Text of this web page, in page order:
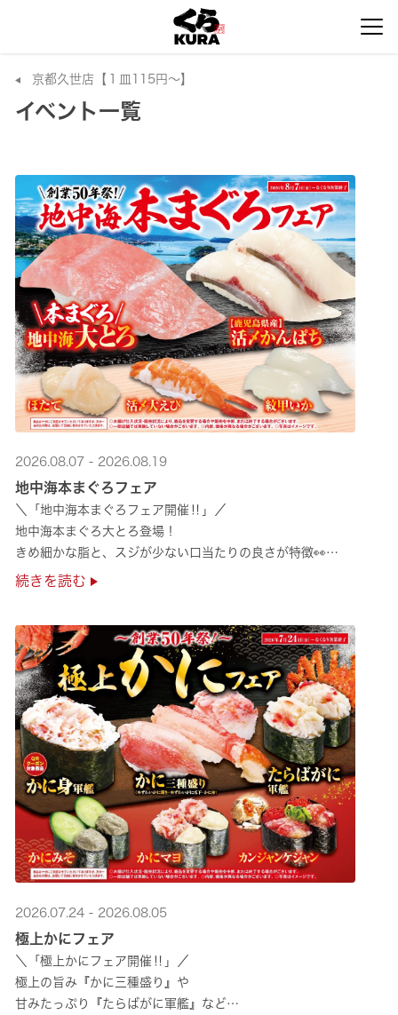
京都久世店【１皿115円～】
イベント一覧
2026.08.07 - 2026.08.19
地中海本まぐろフェア
＼「地中海本まぐろフェア開催‼」／
地中海本まぐろ大とろ登場！
きめ細かな脂と、スジが少ない口当たりの良さが特徴👀
さらに、鹿児島で育った高級魚【鹿児島県産活〆かんぱち】など
続きを読む
2026.07.24 - 2026.08.05
極上かにフェア
＼「極上かにフェア開催‼」／
極上の旨み『かに三種盛り』や
甘みたっぷり『たらばがに軍艦』など